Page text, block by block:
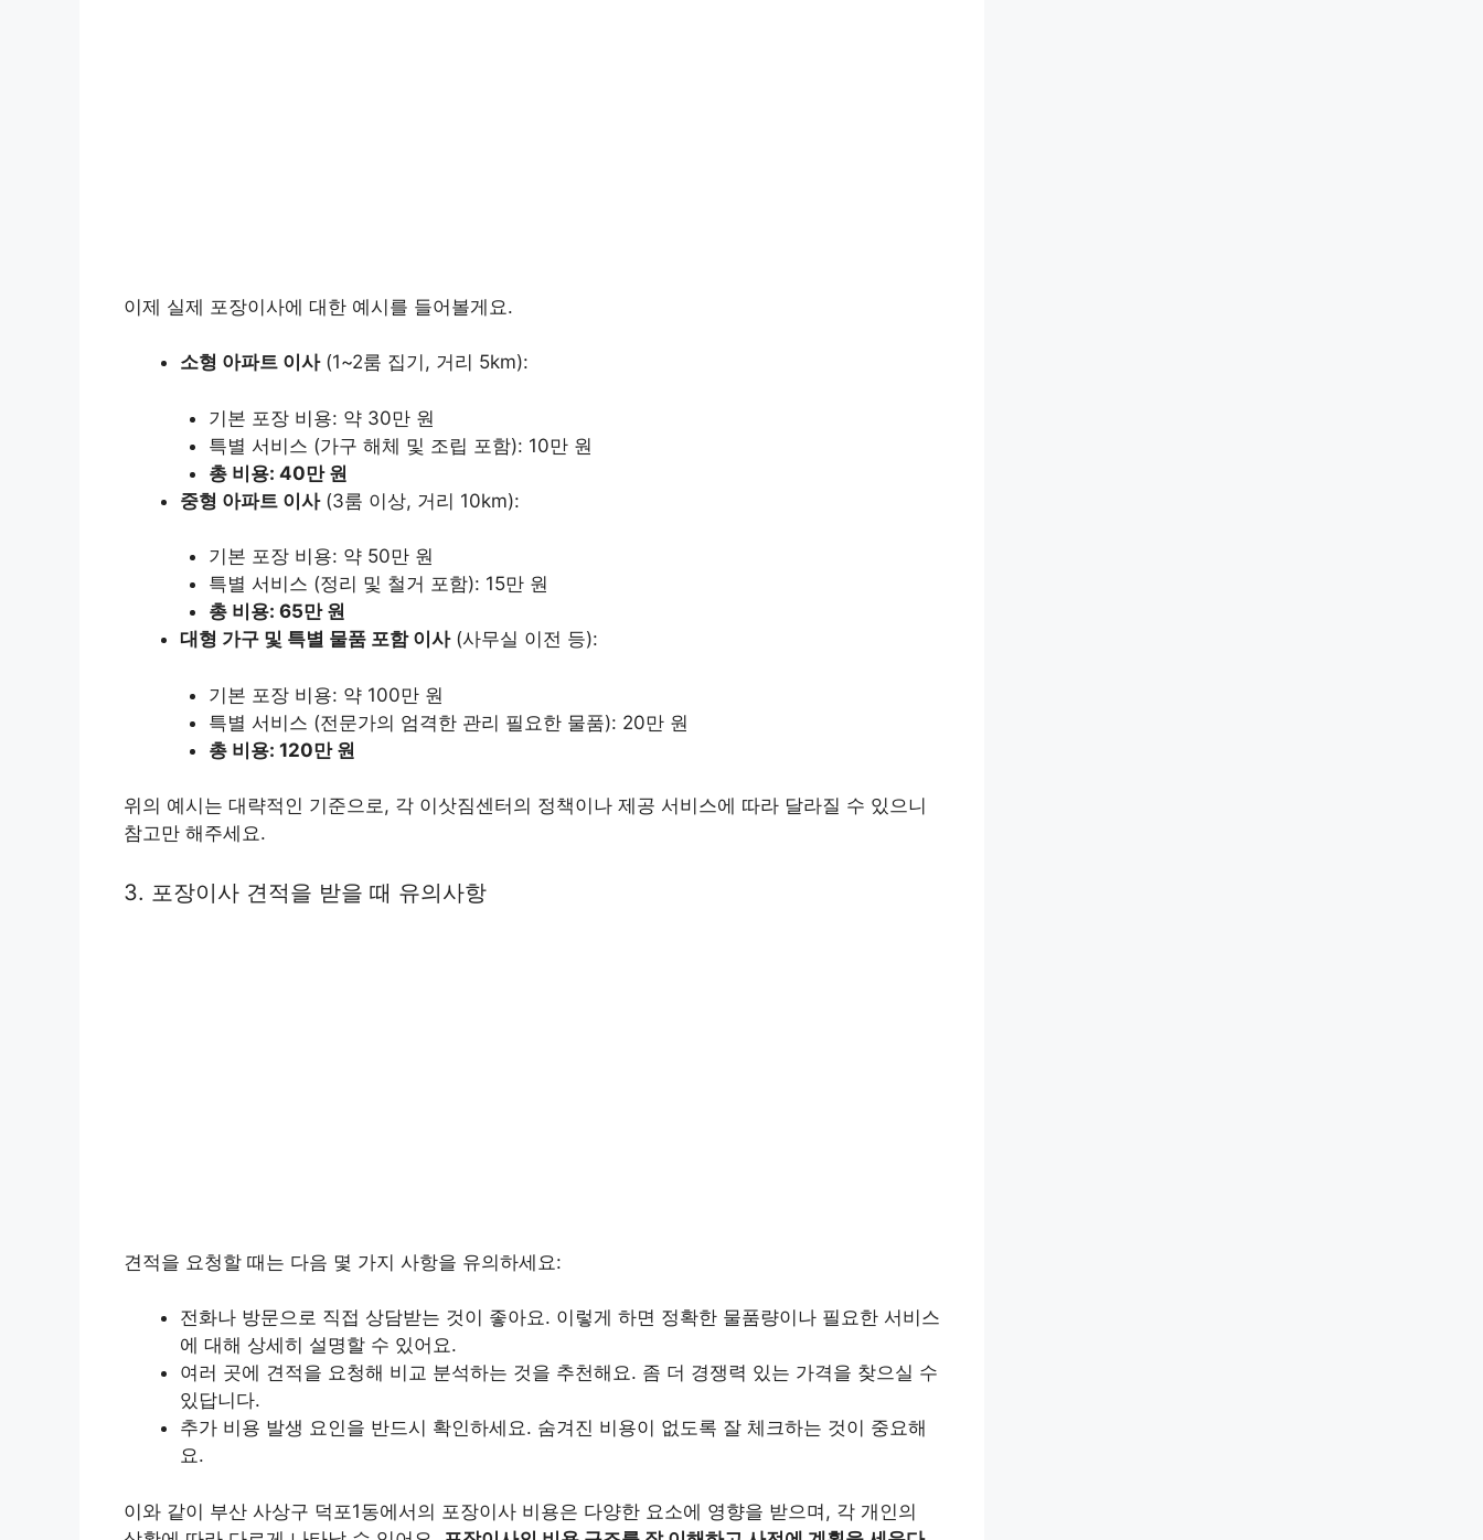
이제 실제 포장이사에 대한 예시를 들어볼게요.
소형 아파트 이사(1~2룸 집기, 거리 5km):
기본 포장 비용: 약 30만 원
특별 서비스 (가구 해체 및 조립 포함): 10만 원
총 비용: 40만 원
중형 아파트 이사(3룸 이상, 거리 10km):
기본 포장 비용: 약 50만 원
특별 서비스 (정리 및 철거 포함): 15만 원
총 비용: 65만 원
대형 가구 및 특별 물품 포함 이사(사무실 이전 등):
기본 포장 비용: 약 100만 원
특별 서비스 (전문가의 엄격한 관리 필요한 물품): 20만 원
총 비용: 120만 원
위의 예시는 대략적인 기준으로, 각 이삿짐센터의 정책이나 제공 서비스에 따라 달라질 수 있으니
참고만 해주세요.
3. 포장이사 견적을 받을 때 유의사항
견적을 요청할 때는 다음 몇 가지 사항을 유의하세요:
전화나 방문으로 직접 상담받는 것이 좋아요. 이렇게 하면 정확한 물품량이나 필요한 서비스
에 대해 상세히 설명할 수 있어요.
여러 곳에 견적을 요청해 비교 분석하는 것을 추천해요. 좀 더 경쟁력 있는 가격을 찾으실 수
있답니다.
추가 비용 발생 요인을 반드시 확인하세요. 숨겨진 비용이 없도록 잘 체크하는 것이 중요해
요.
이와 같이 부산 사상구 덕포1동에서의 포장이사 비용은 다양한 요소에 영향을 받으며, 각 개인의